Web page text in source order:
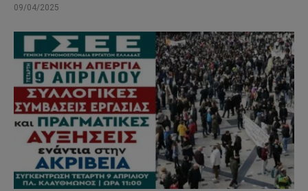
09/04/2025